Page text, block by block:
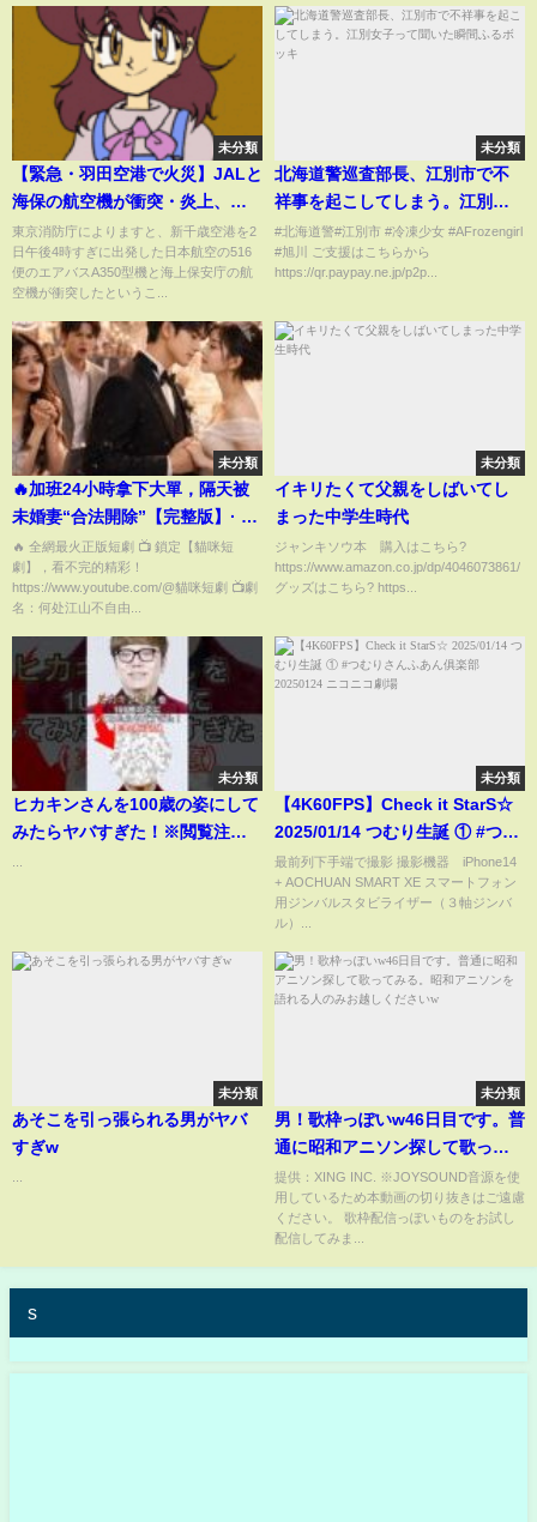
未分類
【緊急・羽田空港で火災】JALと
海保の航空機が衝突・炎上、乗
客乗員全員脱出
東京消防庁によりますと、新千歳空港を2
日午後4時すぎに出発した日本航空の516
便のエアバスA350型機と海上保安庁の航
空機が衝突したというこ...
未分類
北海道警巡査部長、江別市で不
祥事を起こしてしまう。江別女
子って聞いた瞬間ふるボッキ
#北海道警#江別市 #冷凍少女 #AFrozengirl
#旭川 ご支援はこちらから
https://qr.paypay.ne.jp/p2p...
未分類
🔥加班24小時拿下大單，隔天被
未婚妻“合法開除”【完整版】· #
精彩大陆短剧 #短劇 #逆襲
🔥 全網最火正版短劇 📺 鎖定【貓咪短
劇】，看不完的精彩！
https://www.youtube.com/@貓咪短劇 📺劇
名：何处江山不自由...
未分類
イキリたくて父親をしばいてし
まった中学生時代
ジャンキソウ本 購入はこちら?
https://www.amazon.co.jp/dp/4046073861/
グッズはこちら? https...
未分類
ヒカキンさんを100歳の姿にして
みたらヤバすぎた！※閲覧注意 #
未分類
【4K60FPS】Check it StarS☆
2025/01/14 つむり生誕 ① #つむ
りさんふあん俱楽部 20250124
ニコニコ劇場
最前列下手端で撮影 撮影機器 iPhone14
+ AOCHUAN SMART XE スマートフォン
用ジンバルスタビライザー（３軸ジンバ
ル）...
未分類
あそこを引っ張られる男がヤバ
すぎw
未分類
男！歌枠っぽいw46日目です。普
通に昭和アニソン探して歌って
みる。昭和アニソンを語れる人
のみお越しくださいw
提供：XING INC. ※JOYSOUND音源を使
用しているため本動画の切り抜きはご遠慮
ください。 歌枠配信っぽいものをお試し
配信してみま...
s